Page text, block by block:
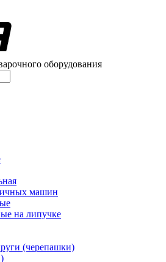
оборудования
машин
на липучке
(черепашки)